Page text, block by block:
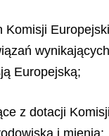
Europejską;
z dotacji
i mienia;